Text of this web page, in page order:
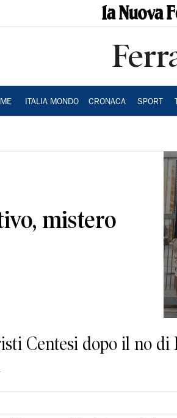
ITALIA MONDO CRONACA SPORT
mistero
Centesi dopo il no